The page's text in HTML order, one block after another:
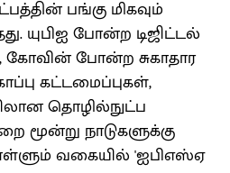
பங்கு மிகவும்
யுபிஐ போன்ற டிஜிட்டல்
போன்ற சுகாதார
கட்டமைப்புகள்,
தொழில்நுட்ப
மூன்று நாடுகளுக்கு
வகையில் 'ஐபிஎஸ்ஏ